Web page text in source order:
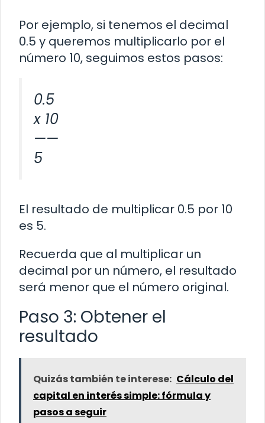
Por ejemplo, si tenemos el decimal
0.5 y queremos multiplicarlo por el
número 10, seguimos estos pasos:
0.5
x 10
——
5
El resultado de multiplicar 0.5 por 10
es 5.
Recuerda que al multiplicar un
decimal por un número, el resultado
será menor que el número original.
Paso 3: Obtener el
resultado
Quizás también te interese: Cálculo del
capital en interés simple: fórmula y
pasos a seguir